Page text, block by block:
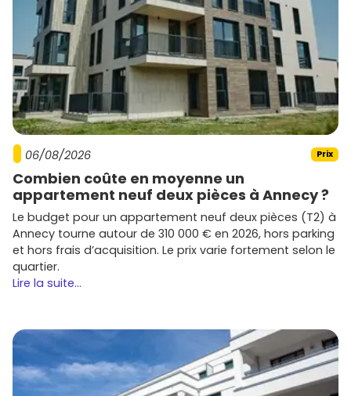
Nexity : large amplitude d'offres, du primo-accédant
au haut de gamme.
Cogedim
: finitions soignées et adresses centrales
quand le foncier le permet.
Eiffage Immobilier: programmes durables avec une
attention aux performances énergétiques.
Kaufman & Broad : résidences élégantes, bon niveau
d'équipements.
services utiles au quotidien.
Groupe Pichet(acteur local majeur) : ancré en
Gironde, nombreuses réalisations sur Bordeaux
Métropole.
Belin Promotion,LP Promotion,Fayat Immobilier:
expertise régionale, adresses ciblées à Pessac et
alentours.
Compare les prestations (espaces extérieurs,
dans le neuf
Passe à l'action et trouve le bon
programme
06/08/2026 Prix
Combien coûte en moyenne un
appartement neuf deux pièces à Annecy ?
Le budget pour un appartement neuf deux pièces (T2) à
Annecy tourne autour de 310 000 € en 2026, hors parking
et hors frais d’acquisition. Le prix varie fortement selon le
quartier.
Lire la suite...